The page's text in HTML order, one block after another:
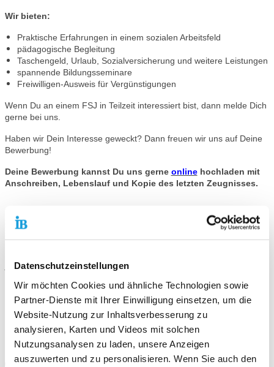
Datenschutzeinstellungen
Wir möchten Cookies und ähnliche Technologien sowie
Partner-Dienste mit Ihrer Einwilligung einsetzen, um die
Website-Nutzung zur Inhaltsverbesserung zu
analysieren, Karten und Videos mit solchen
Nutzungsanalysen zu laden, unsere Anzeigen
auszuwerten und zu personalisieren. Wenn Sie auch den
Wir bieten:
Praktische Erfahrungen in einem sozialen Arbeitsfeld
pädagogische Begleitung
Taschengeld, Urlaub, Sozialversicherung und weitere Leistungen
spannende Bildungsseminare
Freiwilligen-Ausweis für Vergünstigungen
Wenn Du an einem FSJ in Teilzeit interessiert bist, dann melde Dich
gerne bei uns.
Haben wir Dein Interesse geweckt? Dann freuen wir uns auf Deine
Bewerbung!
Deine Bewerbung kannst Du uns gerne onlinehochladen mit
Anschreiben, Lebenslauf und Kopie des letzten Zeugnisses.
Kontaktiere uns!
E-Mail schreiben
Standort
IB Freiwilligendienste Mainz
Kaiserstraße 17
55116 Mainz